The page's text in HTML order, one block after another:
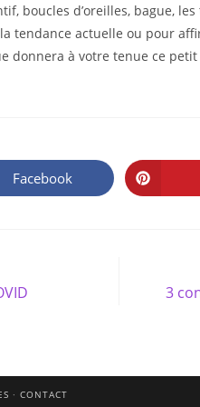
boucles d’oreilles, bague,
tendance actuelle ou pour
donnera à votre tenue ce
CE
CONTENU
Ouvrir
dans
Facebook
3
· CONTACT